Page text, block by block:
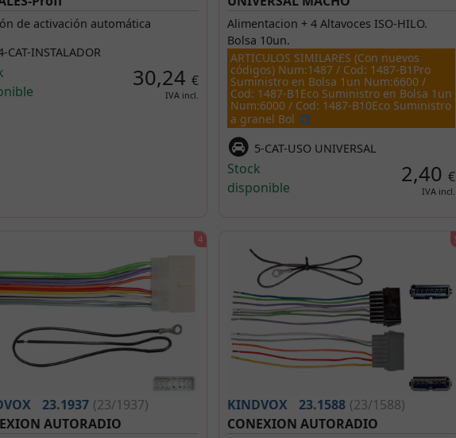
de activación automática
CAT-INSTALADOR
30,24€
IVA incl.
Alimentacion + 4 Altavoces ISO-HILO.
Bolsa 10un.
ARTICULOS SIMILARES (Con nuevos
códigos) Num:1487 / Cod: 1487-B1Pro
Suministro en Bolsa 1un Num:6600 /
Cod: 1487-B1Eco Suministro en Bolsa 1un
Num:6000 / Cod: 1487-B10Eco Suministro
a granel Bol
5-CAT-USO UNIVERSAL
Stock
disponible
2,40 €
IVA incl.
23.1937 (23/1937)
AUTORADIO
KINDVOX 23.1588 (23/1588)
CONEXION AUTORADIO